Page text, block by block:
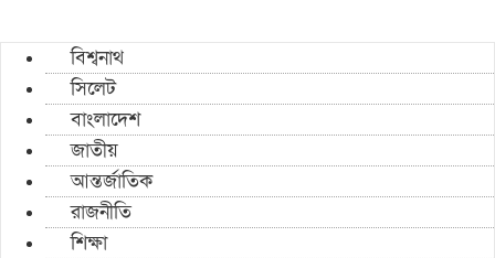
বিশ্বনাথ
সিলেট
বাংলাদেশ
জাতীয়
আন্তর্জাতিক
রাজনীতি
শিক্ষা